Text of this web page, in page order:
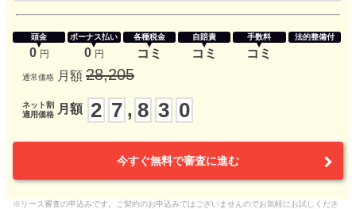
頭金
0 円
ボーナス払い
0 円
各種税金
コミ
自賠責
コミ
手数料
コミ
法的整備付
通常価格 月額 28,205
ネット割
適用価格
月額 2 7 , 8 3 0
今すぐ無料で審査に進む
※リース審査の申込みです。ご契約のお申込みではございませんのでお気軽にお試しくださ